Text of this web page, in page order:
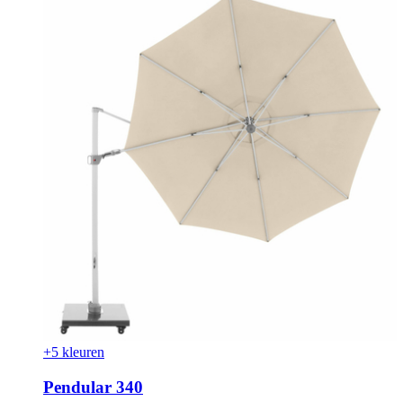
+5 kleuren
Pendular 340